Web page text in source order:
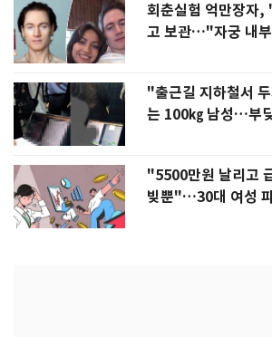
회춘실험 억만장자, '
고 보관…"자궁 내
"출근길 지하철서
는 100㎏ 남성…부
"5500만원 날리고
빚뿐"…30대 여성 파